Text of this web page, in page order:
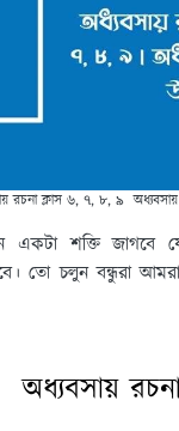
রচনা ক্লাস ৬, ৭, ৮, ৯ অধ্যবসায়
একটা শক্তি জাগবে
তো চলুন বন্ধুরা
অধ্যবসায়